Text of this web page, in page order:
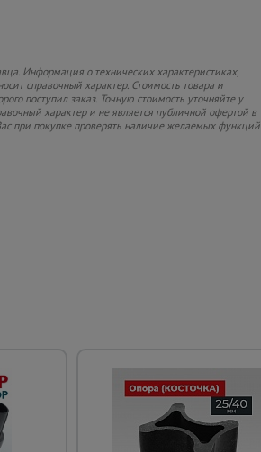
Информация о технических характеристиках,
справочный характер. Стоимость товара и
поступил заказ. Точную стоимость уточняйте у
характер и не является публичной офертой в
при покупке проверять наличие желаемых функций